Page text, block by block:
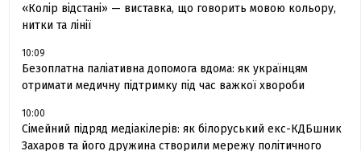
«Колір відстані» — виставка, що говорить мовою кольору,
нитки та лінії
10:09
Безоплатна паліативна допомога вдома: як українцям
отримати медичну підтримку під час важкої хвороби
10:00
Сімейний підряд медіакілерів: як білоруський екс-КДБшник
Захаров та його дружина створили мережу політичного